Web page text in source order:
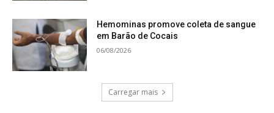
Hemominas promove coleta de sangue
em Barão de Cocais
06/08/2026
Carregar mais